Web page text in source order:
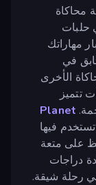
محاكاة
حلبات
مهاراتك
في
الأخرى
تتميز
Planet
فيها
على متعة
دراجات
رحلة شيقة.